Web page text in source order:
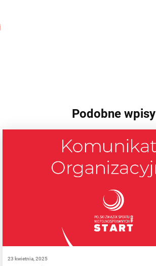
Podobne wpisy
23 kwietnia, 2025